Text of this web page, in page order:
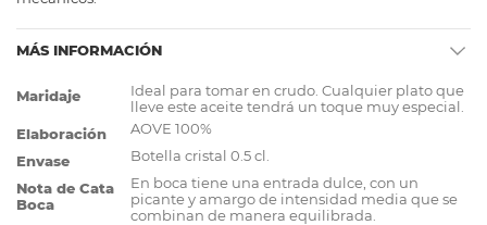
MÁS INFORMACIÓN
Más
Información
Maridaje
Ideal para tomar en crudo. Cualquier plato que
lleve este aceite tendrá un toque muy especial.
Elaboración
AOVE 100%
Envase
Botella cristal 0.5 cl.
Nota de Cata
Boca
En boca tiene una entrada dulce, con un
picante y amargo de intensidad media que se
combinan de manera equilibrada.